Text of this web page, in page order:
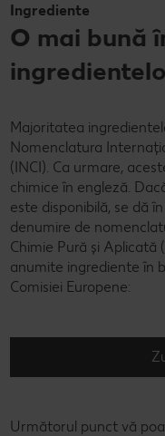
Ingrediente
O mai bună
Majoritatea
Nomenclatura
(INCI). Ca urmare,
chimice în engleză.
este disponibilă, se dă
denumire de
Chimie Pură și Aplicată
anumite ingrediente în
Comisiei Europene:
Următorul punct vă